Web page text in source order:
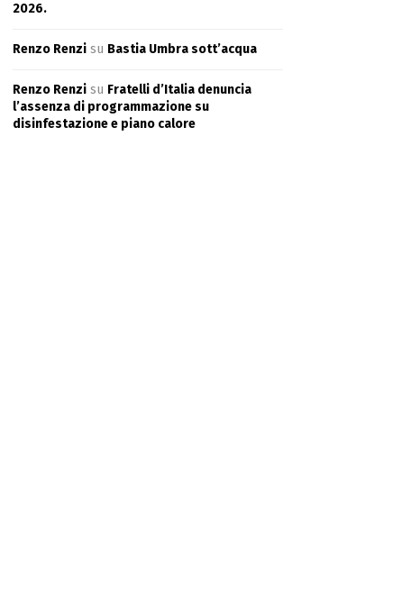
2026.
Renzo Renzi su Bastia Umbra sott’acqua
Renzo Renzi su Fratelli d’Italia denuncia
l’assenza di programmazione su
disinfestazione e piano calore